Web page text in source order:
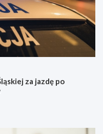
za jazdę po